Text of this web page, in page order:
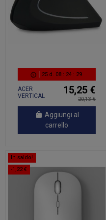
25 d. 08 : 24 : 28
ACER
VERTICAL
15,25 €
20,13 €
Aggiungi al
carrello
In saldo!
-1,22 €